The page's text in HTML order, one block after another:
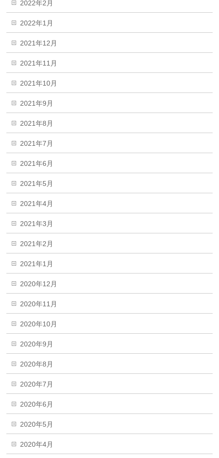
2022年2月
2022年1月
2021年12月
2021年11月
2021年10月
2021年9月
2021年8月
2021年7月
2021年6月
2021年5月
2021年4月
2021年3月
2021年2月
2021年1月
2020年12月
2020年11月
2020年10月
2020年9月
2020年8月
2020年7月
2020年6月
2020年5月
2020年4月